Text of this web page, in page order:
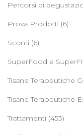
Percorsi di
Prova Prodotti (6)
Sconti (6)
SuperFood e
Tisane Terapeutiche
Tisane Terapeutiche
Trattamenti (453)